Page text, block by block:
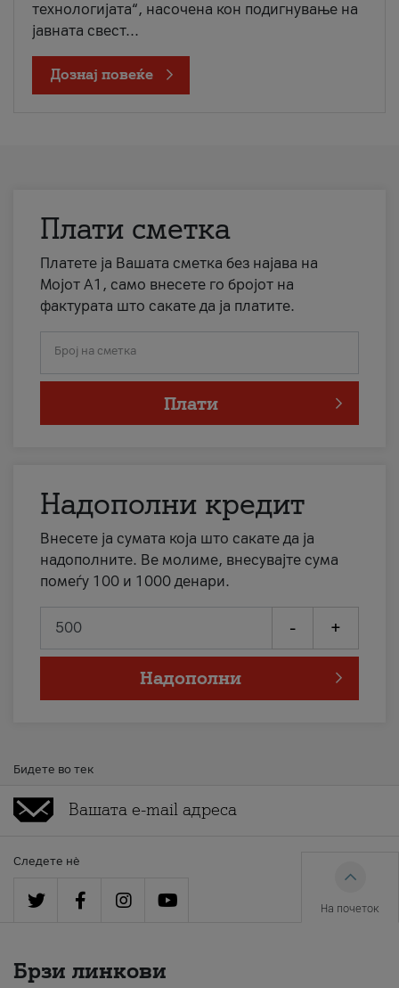
технологијата“, насочена кон подигнување на
јавната свест...
Дознај повеќе
Плати сметка
Платете ја Вашата сметка без најава на
Мојот А1, само внесете го бројот на
фактурата што сакате да ја платите.
Број на сметка
Плати
Надополни кредит
Внесете ја сумата која што сакате да ја
надополните. Ве молиме, внесувајте сума
помеѓу 100 и 1000 денари.
- +
Надополни
Бидете во тек
Следете нè
На почеток
Брзи линкови